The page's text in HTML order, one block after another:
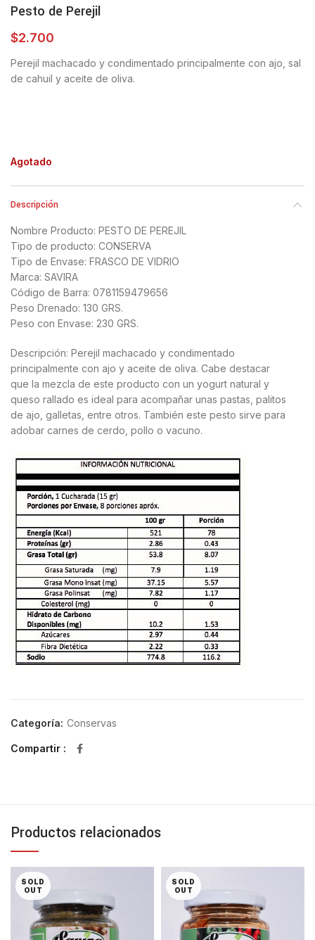
Pesto de Perejil
$2.700
Perejil machacado y condimentado principalmente con ajo, sal
de cahuil y aceite de oliva.
Agotado
Descripción
Nombre Producto: PESTO DE PEREJIL
Tipo de producto: CONSERVA
Tipo de Envase: FRASCO DE VIDRIO
Marca: SAVIRA
Código de Barra: 0781159479656
Peso Drenado: 130 GRS.
Peso con Envase: 230 GRS.
Descripción: Perejil machacado y condimentado
principalmente con ajo y aceite de oliva. Cabe destacar
que la mezcla de este producto con un yogurt natural y
queso rallado es ideal para acompañar unas pastas, palitos
de ajo, galletas, entre otros. También este pesto sirve para
adobar carnes de cerdo, pollo o vacuno.
Categoría: Conservas
Compartir
Productos relacionados
SOLD
OUT
SOLD
OUT